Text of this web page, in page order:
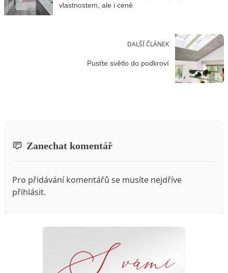
vlastnostem, ale i ceně
DALŠÍ ČLÁNEK
Pusťte světlo do podkroví
Zanechat komentář
Pro přidávání komentářů se musíte nejdříve
přihlásit.